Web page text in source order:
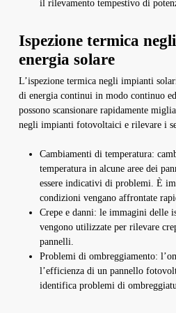
il rilevamento tempestivo di
Ispezione termica
energia solare
L’ispezione termica negli impianti
di energia continui in modo continuo
possono scansionare rapidamente
negli impianti fotovoltaici e rilevare i
Cambiamenti di temperatura:
temperatura in alcune aree dei
essere indicativi di problemi. È
condizioni vengano affrontate
Crepe e danni: le immagini delle
vengono utilizzate per rilevare
pannelli.
Problemi di ombreggiamento:
l’efficienza di un pannello
identifica problemi di